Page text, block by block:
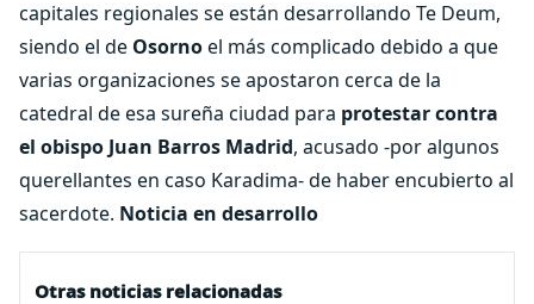
capitales regionales se están desarrollando Te Deum,
siendo el de Osornoel más complicado debido a que
varias organizaciones se apostaron cerca de la
catedral de esa sureña ciudad para protestar contra
el obispo Juan Barros Madrid, acusado -por algunos
querellantes en caso Karadima- de haber encubierto al
sacerdote. Noticia en desarrollo
Otras noticias relacionadas